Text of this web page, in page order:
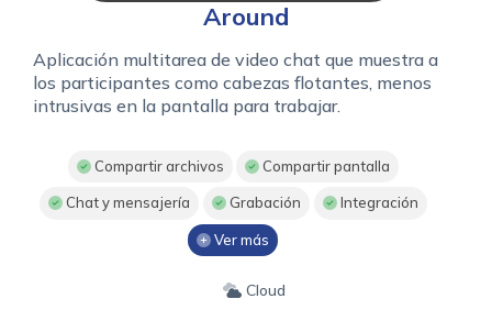
Around
Aplicación multitarea de video chat que muestra a
los participantes como cabezas flotantes, menos
intrusivas en la pantalla para trabajar.
Compartir archivos Compartir pantalla
Chat y mensajería Grabación Integración
Ver más
Cloud